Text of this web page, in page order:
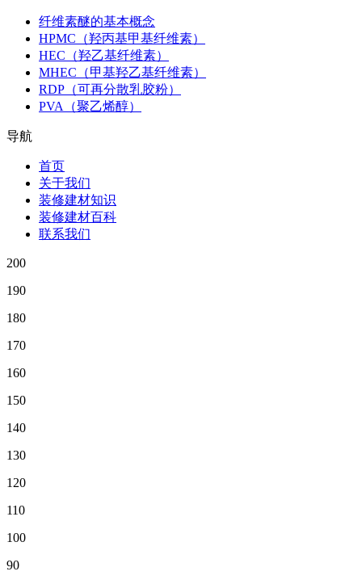
纤维素醚的基本概念
HPMC（羟丙基甲基纤维素）
HEC（羟乙基纤维素）
MHEC（甲基羟乙基纤维素）
RDP（可再分散乳胶粉）
PVA（聚乙烯醇）
导航
首页
关于我们
装修建材知识
装修建材百科
联系我们
200
190
180
170
160
150
140
130
120
110
100
90